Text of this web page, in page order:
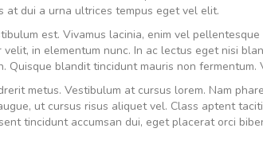
at dui a urna ultrices tempus eget vel elit.
est. Vivamus lacinia, enim vel
in elementum nunc. In ac lectus eget nisi
blandit tincidunt mauris non
metus. Vestibulum at cursus lorem. Nam
ut cursus risus aliquet vel. Class aptent
tincidunt accumsan dui, eget placerat orci